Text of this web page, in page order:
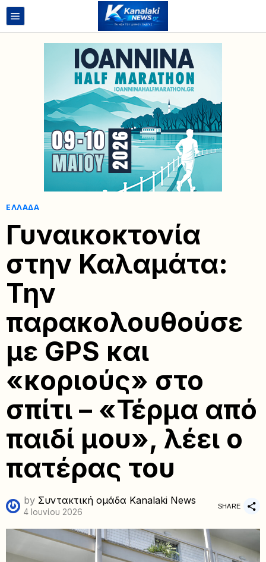
ΕΛΛΆΔΑ
Γυναικοκτονία
στην Καλαμάτα:
Την
παρακολουθούσε
με GPS και
«κοριούς» στο
σπίτι – «Τέρμα από
παιδί μου», λέει ο
πατέρας του
by Συντακτική ομάδα Kanalaki News
4 Ιουνίου 2026
SHARE